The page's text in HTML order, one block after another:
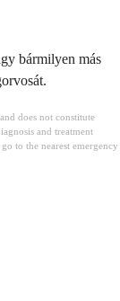
bármilyen más
does not constitute
and treatment
to the nearest emergency